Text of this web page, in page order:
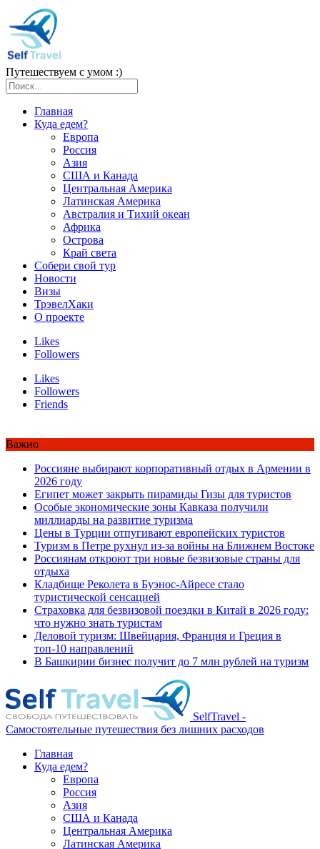
Путешествуем с умом :)
Главная
Куда едем?
Европа
Россия
Азия
США и Канада
Центральная Америка
Латинская Америка
Австралия и Тихий океан
Африка
Острова
Край света
Собери свой тур
Новости
Визы
ТрэвелХаки
О проекте
Likes
Followers
Likes
Followers
Friends
Важно
Россияне выбирают корпоративный отдых в Армении в
2026 году
Египет может закрыть пирамиды Гизы для туристов
Особые экономические зоны Кавказа получили
миллиарды на развитие туризма
Цены в Турции отпугивают европейских туристов
Туризм в Петре рухнул из-за войны на Ближнем Востоке
Россиянам откроют три новые безвизовые страны для
отдыха
Кладбище Реколета в Буэнос-Айресе стало
туристической сенсацией
Страховка для безвизовой поездки в Китай в 2026 году:
что нужно знать туристам
Деловой туризм: Швейцария, Франция и Греция в
топ-10 направлений
В Башкирии бизнес получит до 7 млн рублей на туризм
SelfTravel -
Самостоятельные путешествия без лишних расходов
Главная
Куда едем?
Европа
Россия
Азия
США и Канада
Центральная Америка
Латинская Америка